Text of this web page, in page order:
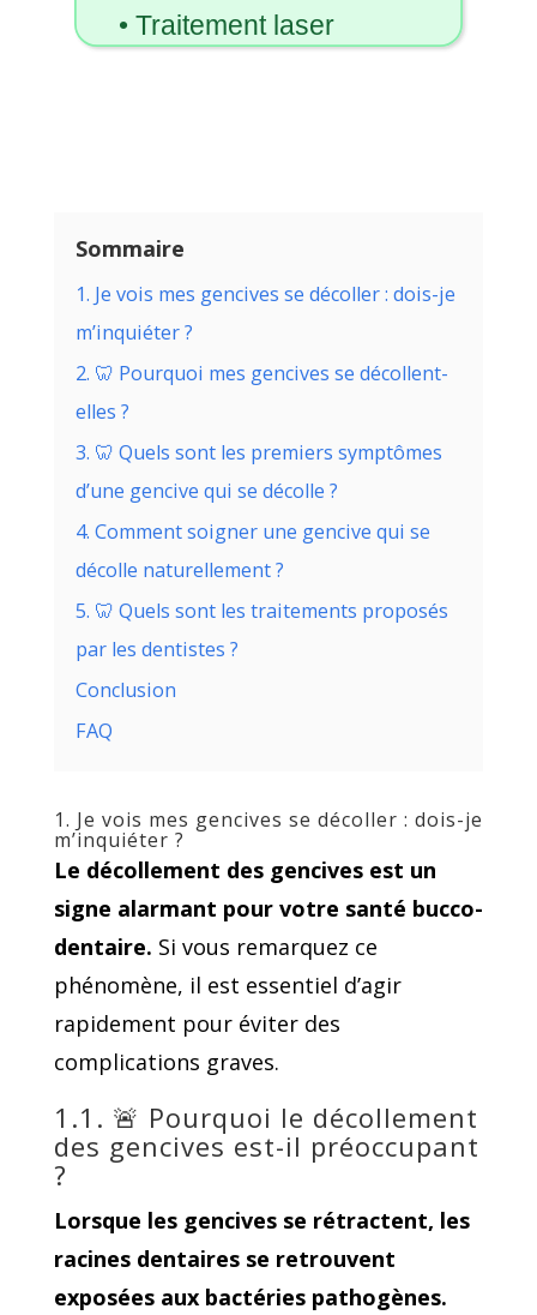
• Traitement laser
Sommaire
1. Je vois mes gencives se décoller : dois-je
m’inquiéter ?
2. 🦷 Pourquoi mes gencives se décollent-
elles ?
3. 🦷 Quels sont les premiers symptômes
d’une gencive qui se décolle ?
4. Comment soigner une gencive qui se
décolle naturellement ?
5. 🦷 Quels sont les traitements proposés
par les dentistes ?
Conclusion
FAQ
1. Je vois mes gencives se décoller : dois-je
m’inquiéter ?
Le décollement des gencives est un
signe alarmant pour votre santé bucco-
dentaire. Si vous remarquez ce
phénomène, il est essentiel d’agir
rapidement pour éviter des
complications graves.
1.1. 🚨 Pourquoi le décollement
des gencives est-il préoccupant
?
Lorsque les gencives se rétractent, les
racines dentaires se retrouvent
exposées aux bactéries pathogènes.